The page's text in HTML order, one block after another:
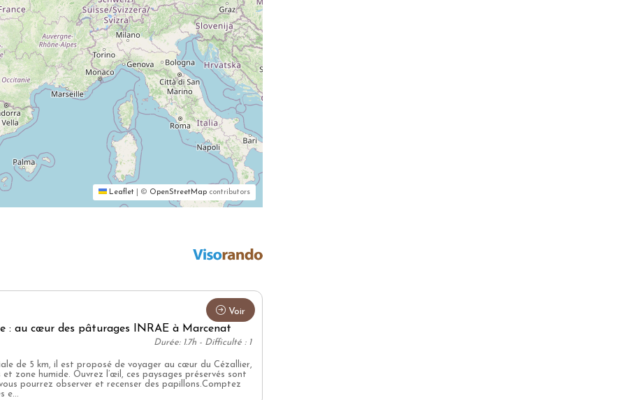
personnel
Leaflet © OpenStreetMapcontributors
Voir
: au cœur des pâturages INRAE à Marcenat
Durée: 1.7h - Difficulté : 1
de 5 km, il est proposé de voyager au cœur du Cézallier,
zone humide. Ouvrez l’œil, ces paysages préservés sont
pourrez observer et recenser des papillons.Comptez
e...